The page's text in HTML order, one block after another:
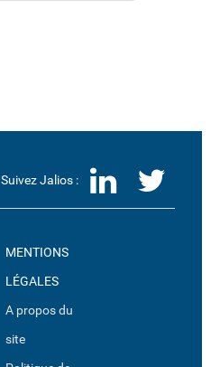
Suivez Jalios :
MENTIONS
LÉGALES
A propos du
site